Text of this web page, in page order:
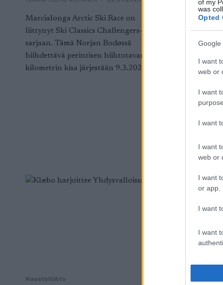
of my
was
Opted
Google
I want
web or
I want
I want
I want
web or
I want
or app.
I want
I want
Marcialonga Arctic Ski Race on
liittynyt Ski Classics Challengers-
sarjaan. Tämä Norjan Bodøssä
hiihdettävä perintisen hiihtotavan 42
kilometrin kisa järjestään 9.3.2024.
Viime
nyt
Maastohiihto